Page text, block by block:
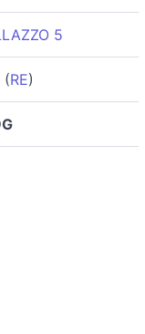
5
(RE)